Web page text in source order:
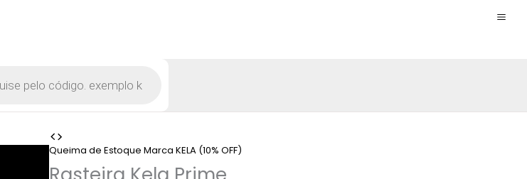
Queima de Estoque Marca KELA (10% OFF)
Rasteira
Kela
Prime